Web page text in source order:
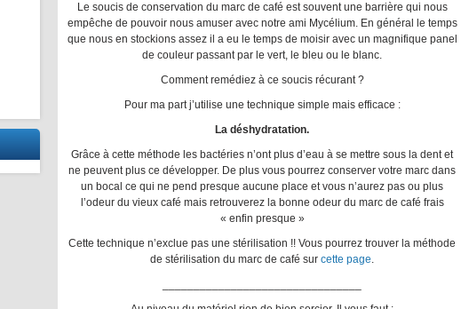
Le soucis de conservation du marc de café est souvent une barrière qui nous
empêche de pouvoir nous amuser avec notre ami Mycélium. En général le temps
que nous en stockions assez il a eu le temps de moisir avec un magnifique panel
de couleur passant par le vert, le bleu ou le blanc.
Comment remédiez à ce soucis récurant ?
Pour ma part j’utilise une technique simple mais efficace :
La déshydratation.
Grâce à cette méthode les bactéries n’ont plus d’eau à se mettre sous la dent et
ne peuvent plus ce développer. De plus vous pourrez conserver votre marc dans
un bocal ce qui ne pend presque aucune place et vous n’aurez pas ou plus
l’odeur du vieux café mais retrouverez la bonne odeur du marc de café frais
« enfin presque »
Cette technique n’exclue pas une stérilisation !! Vous pourrez trouver la méthode
de stérilisation du marc de café sur cette page.